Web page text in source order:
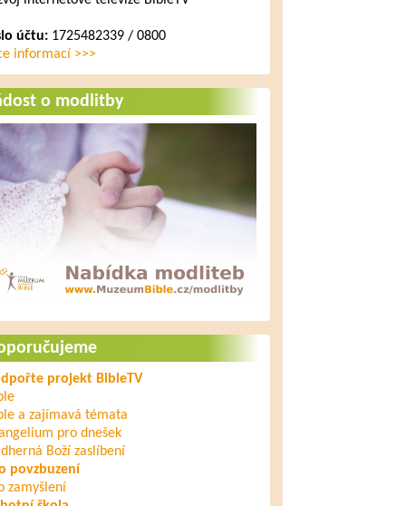
30. října 2014
2. listopadu 2014
Ježíš a nádherná pravda
3. listopadu 2014
Prorocká naděje pro
Ježíš – hlava církve
Posledních sedm ran
účtu:1725482339 / 0800
informací >>>
o modlitby
projekt BibleTV
a zajímavá témata
pro dnešek
Boží zaslíbení
povzbuzení
zamyšlení